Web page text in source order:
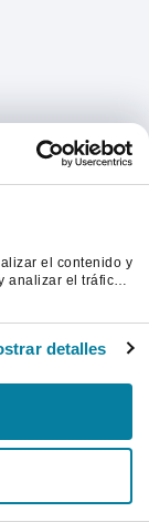
el contenido y
el tráfico.
uso que haya
detalles